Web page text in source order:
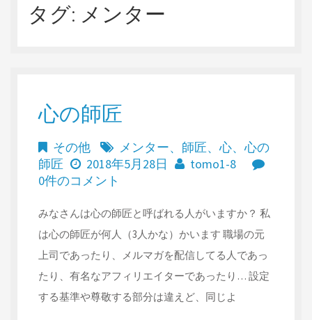
タグ: メンター
心の師匠
その他 メンター、 師匠、心、心の
師匠
2018年5月28日
tomo1-8
0件のコメント
みなさんは心の師匠と呼ばれる人がいますか？ 私
は心の師匠が何人（3人かな）かいます 職場の元
上司であったり、メルマガを配信してる人であっ
たり、有名なアフィリエイターであったり… 設定
する基準や尊敬する部分は違えど、同じよ